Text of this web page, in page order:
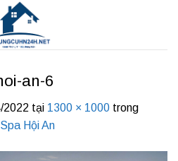
an-6
2022 tại 1300 × 1000 trong
Hội An